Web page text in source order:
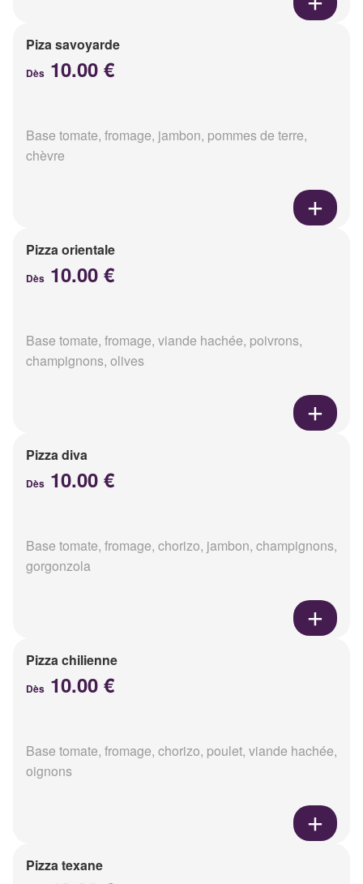
Piza savoyarde
Dès 10.00 €
Base tomate, fromage, jambon, pommes de terre,
chèvre
Pizza orientale
Dès 10.00 €
Base tomate, fromage, viande hachée, poivrons,
champignons, olives
Pizza diva
Dès 10.00 €
Base tomate, fromage, chorizo, jambon, champignons,
gorgonzola
Pizza chilienne
Dès 10.00 €
Base tomate, fromage, chorizo, poulet, viande hachée,
oignons
Pizza texane